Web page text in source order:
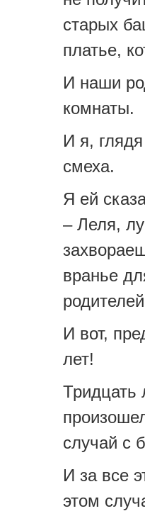
старых
платье,
И наши
комнаты.
И я,
смеха.
Я ей
– Леля,
вранье
И вот,
лет!
Тридцать
случай с
И за все
этом